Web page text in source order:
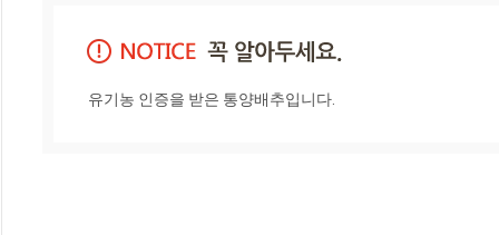
유기농 인증을 받은 통양배추입니다.